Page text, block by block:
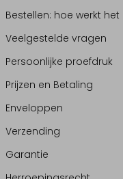
Bestellen: hoe werkt het
Veelgestelde vragen
Persoonlijke proefdruk
Prijzen en Betaling
Enveloppen
Verzending
Garantie